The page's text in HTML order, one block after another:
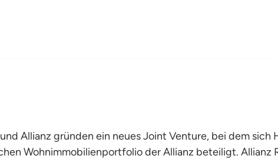
Allianz gründen ein neues Joint Venture, bei dem
Wohnimmobilienportfolio der Allianz beteiligt. Allianz